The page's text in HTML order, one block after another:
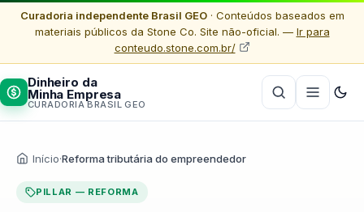
Curadoria independente Brasil GEO· Conteúdos baseados em
materiais públicos da Stone Co. Site não-oficial. — Ir para
conteudo.stone.com.br/
Dinheiro da
Minha Empresa
CURADORIA BRASIL GEO
Início·Reforma tributária do empreendedor
PILLAR — REFORMA